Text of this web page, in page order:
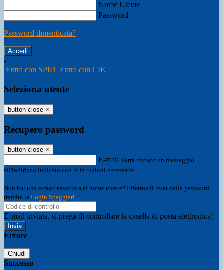
Nome Utente
Password
Password dimenticata?
-
Entra con SPID Entra con CIE
Seleziona utente
button close ×
Recupero password
button close ×
E-mail Verrà inviato un messaggio
all'indirizzo indicato con le istruzioni necessarie.
Non hai una e-mail associata al nome utente? Effettua il reset della password
tramite la Login Spaggiari
E-mail inviata, si prega di controllare la casella di posta elettronica!
Errore
Chiudi
Successo